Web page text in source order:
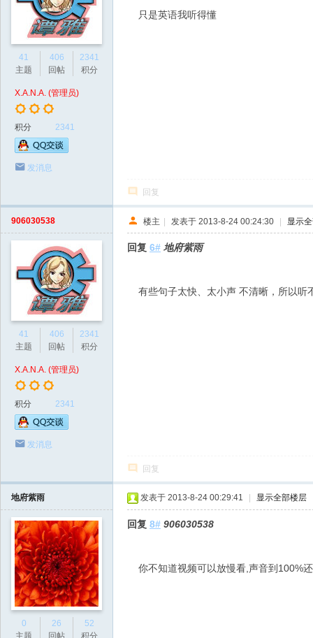
41
主题
406
回帖
2341
积分
X.A.N.A. (管理员)
积分 2341
发消息
只是英语我听得懂
回复
906030538
41
主题
406
回帖
2341
积分
X.A.N.A. (管理员)
积分 2341
发消息
楼主 | 发表于 2013-8-24 00:24:30 | 显示
回复 6# 地府紫雨
有些句子太快、太小声 不清晰，所以听
回复
地府紫雨
0
主题
26
回帖
52
积分
发表于 2013-8-24 00:29:41 显示全部楼层
回复 8# 906030538
你不知道视频可以放慢看,声音到100%